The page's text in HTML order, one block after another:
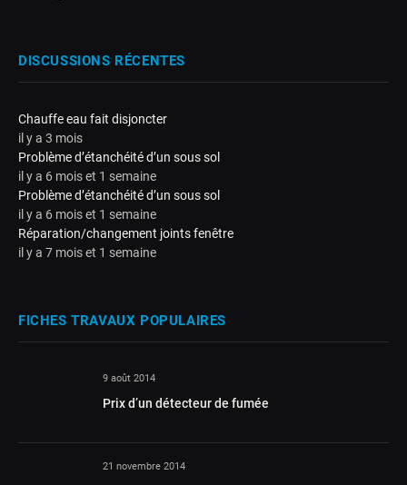
DISCUSSIONS RÉCENTES
Chauffe eau fait disjoncter
il y a 3 mois
Problème d’étanchéité d’un sous sol
il y a 6 mois et 1 semaine
Problème d’étanchéité d’un sous sol
il y a 6 mois et 1 semaine
Réparation/changement joints fenêtre
il y a 7 mois et 1 semaine
FICHES TRAVAUX POPULAIRES
9 août 2014
Prix d’un détecteur de fumée
21 novembre 2014